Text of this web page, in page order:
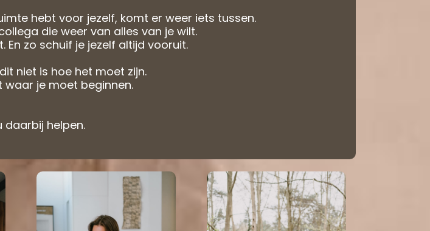
hebt voor jezelf, komt er weer iets tussen.
die weer van alles van je wilt.
En zo schuif je jezelf altijd vooruit.
niet is hoe het moet zijn.
waar je moet beginnen.
daarbij helpen.